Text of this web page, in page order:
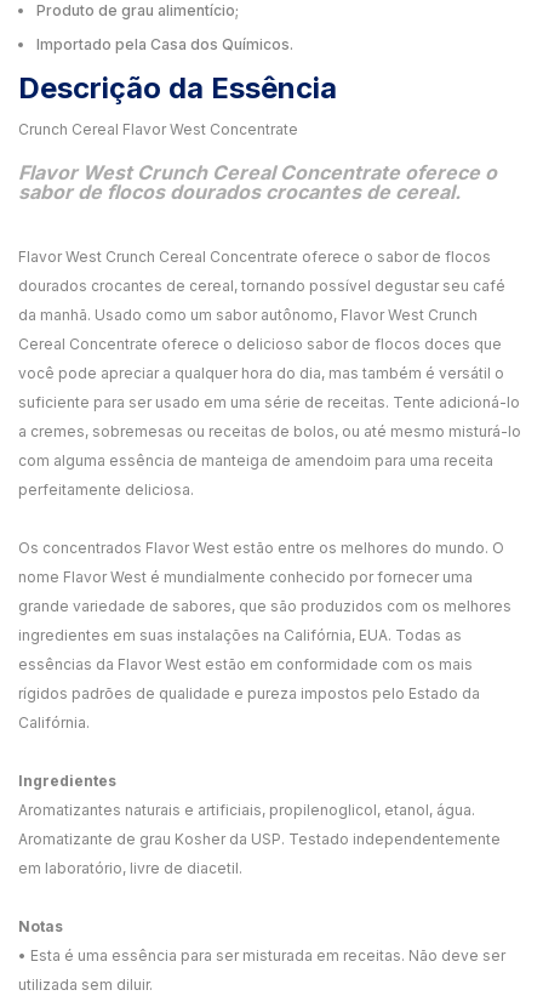
Produto de grau alimentício;
Importado pela Casa dos Químicos.
Descrição da Essência
Crunch Cereal Flavor West Concentrate
Flavor West Crunch Cereal Concentrate oferece o
sabor de flocos dourados crocantes de cereal.
Flavor West Crunch Cereal Concentrate oferece o sabor de flocos
dourados crocantes de cereal, tornando possível degustar seu café
da manhã. Usado como um sabor autônomo, Flavor West Crunch
Cereal Concentrate oferece o delicioso sabor de flocos doces que
você pode apreciar a qualquer hora do dia, mas também é versátil o
suficiente para ser usado em uma série de receitas. Tente adicioná-lo
a cremes, sobremesas ou receitas de bolos, ou até mesmo misturá-lo
com alguma essência de manteiga de amendoim para uma receita
perfeitamente deliciosa.
Os concentrados Flavor West estão entre os melhores do mundo. O
nome Flavor West é mundialmente conhecido por fornecer uma
grande variedade de sabores, que são produzidos com os melhores
ingredientes em suas instalações na Califórnia, EUA. Todas as
essências da Flavor West estão em conformidade com os mais
rígidos padrões de qualidade e pureza impostos pelo Estado da
Califórnia.
Ingredientes
Aromatizantes naturais e artificiais, propilenoglicol, etanol, água.
Aromatizante de grau Kosher da USP. Testado independentemente
em laboratório, livre de diacetil.
Notas
• Esta é uma essência para ser misturada em receitas. Não deve ser
utilizada sem diluir.